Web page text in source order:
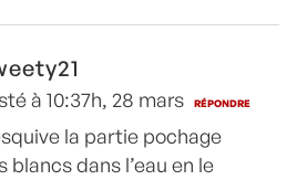
à 10:37h, 28 mars RÉPONDRE
la partie pochage
blancs dans l’eau en le